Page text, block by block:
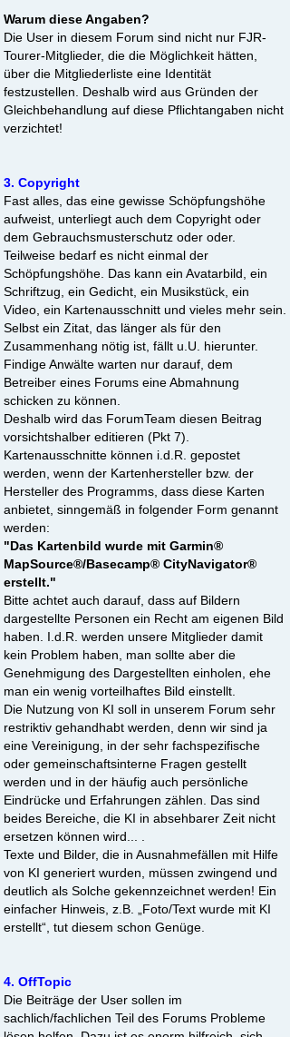
Warum diese Angaben?
Die User in diesem Forum sind nicht nur FJR-
Tourer-Mitglieder, die die Möglichkeit hätten,
über die Mitgliederliste eine Identität
festzustellen. Deshalb wird aus Gründen der
Gleichbehandlung auf diese Pflichtangaben nicht
verzichtet!
3. Copyright
Fast alles, das eine gewisse Schöpfungshöhe
aufweist, unterliegt auch dem Copyright oder
dem Gebrauchsmusterschutz oder oder.
Teilweise bedarf es nicht einmal der
Schöpfungshöhe. Das kann ein Avatarbild, ein
Schriftzug, ein Gedicht, ein Musikstück, ein
Video, ein Kartenausschnitt und vieles mehr sein.
Selbst ein Zitat, das länger als für den
Zusammenhang nötig ist, fällt u.U. hierunter.
Findige Anwälte warten nur darauf, dem
Betreiber eines Forums eine Abmahnung
schicken zu können.
Deshalb wird das ForumTeam diesen Beitrag
vorsichtshalber editieren (Pkt 7).
Kartenausschnitte können i.d.R. gepostet
werden, wenn der Kartenhersteller bzw. der
Hersteller des Programms, dass diese Karten
anbietet, sinngemäß in folgender Form genannt
werden:
"Das Kartenbild wurde mit Garmin®
MapSource®/Basecamp® CityNavigator®
erstellt."
Bitte achtet auch darauf, dass auf Bildern
dargestellte Personen ein Recht am eigenen Bild
haben. I.d.R. werden unsere Mitglieder damit
kein Problem haben, man sollte aber die
Genehmigung des Dargestellten einholen, ehe
man ein wenig vorteilhaftes Bild einstellt.
Die Nutzung von KI soll in unserem Forum sehr
restriktiv gehandhabt werden, denn wir sind ja
eine Vereinigung, in der sehr fachspezifische
oder gemeinschaftsinterne Fragen gestellt
werden und in der häufig auch persönliche
Eindrücke und Erfahrungen zählen. Das sind
beides Bereiche, die KI in absehbarer Zeit nicht
ersetzen können wird... .
Texte und Bilder, die in Ausnahmefällen mit Hilfe
von KI generiert wurden, müssen zwingend und
deutlich als Solche gekennzeichnet werden! Ein
einfacher Hinweis, z.B. „Foto/Text wurde mit KI
erstellt“, tut diesem schon Genüge.
4. OffTopic
Die Beiträge der User sollen im
sachlich/fachlichen Teil des Forums Probleme